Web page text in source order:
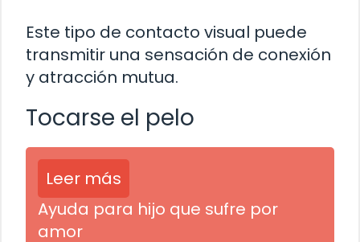
Este tipo de contacto visual puede
transmitir una sensación de conexión
y atracción mutua.
Tocarse el pelo
Leer más
Ayuda para hijo que sufre por
amor